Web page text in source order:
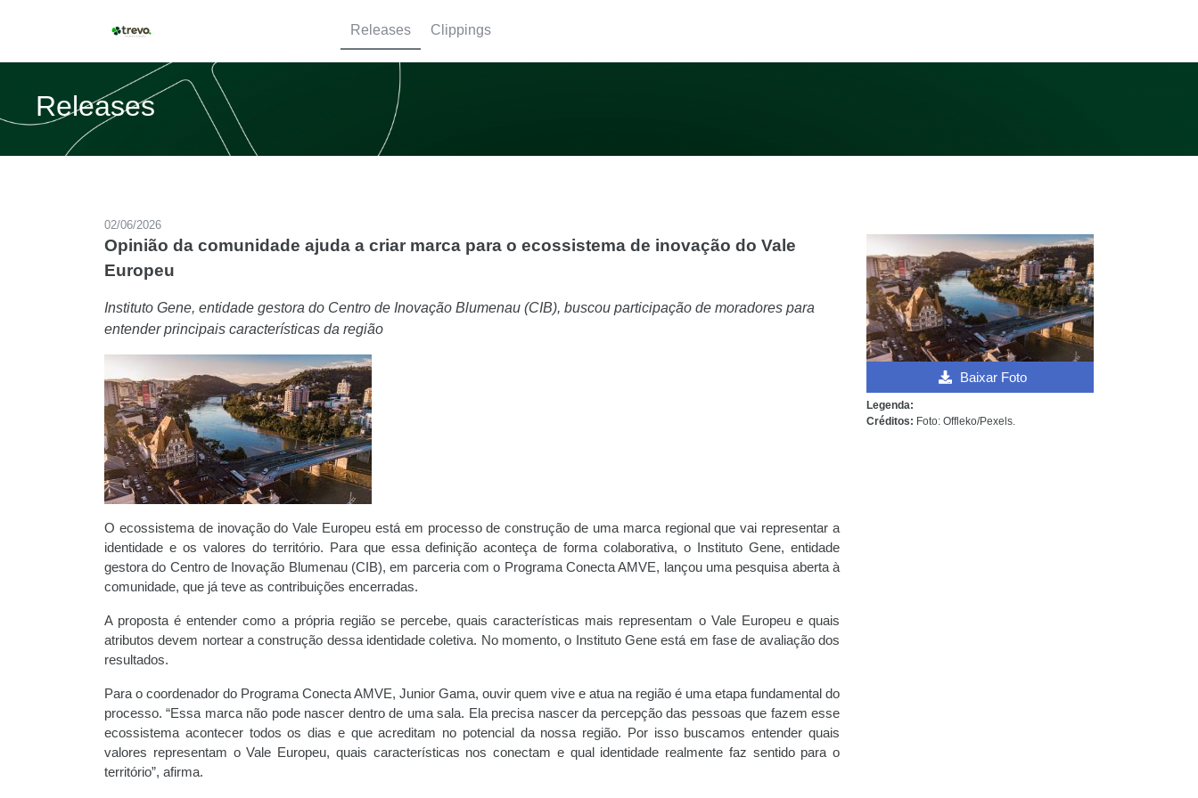
Releases Clippings
Releases
02/06/2026
Opinião da comunidade ajuda a criar marca para o ecossistema de inovação do Vale
Europeu
Instituto Gene, entidade gestora do Centro de Inovação Blumenau (CIB), buscou participação de moradores para
entender principais características da região
O ecossistema de inovação do Vale Europeu está em processo de construção de uma marca regional que vai representar a
identidade e os valores do território. Para que essa definição aconteça de forma colaborativa, o Instituto Gene, entidade
gestora do Centro de Inovação Blumenau (CIB), em parceria com o Programa Conecta AMVE, lançou uma pesquisa aberta à
comunidade, que já teve as contribuições encerradas.
A proposta é entender como a própria região se percebe, quais características mais representam o Vale Europeu e quais
atributos devem nortear a construção dessa identidade coletiva. No momento, o Instituto Gene está em fase de avaliação dos
resultados.
Para o coordenador do Programa Conecta AMVE, Junior Gama, ouvir quem vive e atua na região é uma etapa fundamental do
processo. “Essa marca não pode nascer dentro de uma sala. Ela precisa nascer da percepção das pessoas que fazem esse
ecossistema acontecer todos os dias e que acreditam no potencial da nossa região. Por isso buscamos entender quais
valores representam o Vale Europeu, quais características nos conectam e qual identidade realmente faz sentido para o
território”, afirma.
Baixar Foto
Legenda:
Créditos: Foto: Offleko/Pexels.